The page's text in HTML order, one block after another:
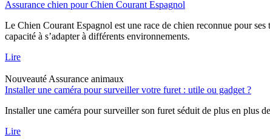
Assurance chien pour Chien Courant Espagnol
Le Chien Courant Espagnol est une race de chien reconnue pour
capacité à s’adapter à différents environnements.
Lire
Nouveauté Assurance animaux
Installer une caméra pour surveiller votre furet : utile ou gadget ?
Installer une caméra pour surveiller son furet séduit de plus en plus
Lire